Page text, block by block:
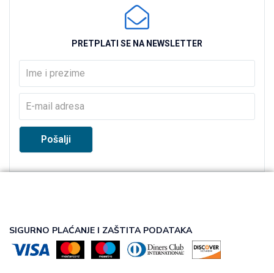
PRETPLATI SE NA NEWSLETTER
SIGURNO PLAĆANJE I ZAŠTITA PODATAKA